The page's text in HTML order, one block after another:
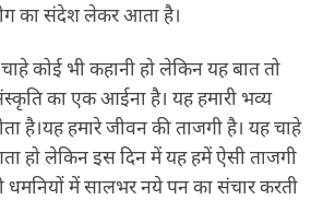
का संदेश लेकर आता है।
कोई भी कहानी हो लेकिन यह बात तो
का एक आईना है। यह हमारी भव्य
है।यह हमारे जीवन की ताजगी है। यह चाहे
हो लेकिन इस दिन में यह हमें ऐसी ताजगी
धमनियों में सालभर नये पन का संचार करती